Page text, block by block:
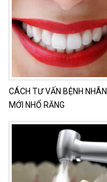
CÁCH TƯ VẤN BỆNH NHÂN
MỚI NHỔ RĂNG